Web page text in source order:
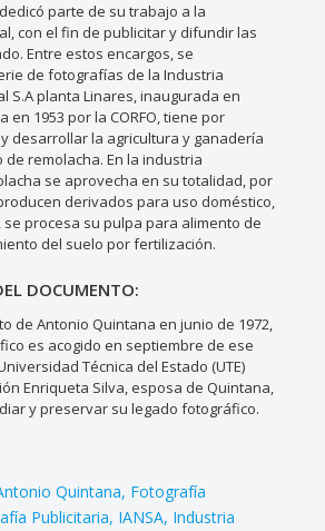
parte de su trabajo a la
con el fin de publicitar y difundir las
Entre estos encargos, se
de fotografías de la Industria
S.A planta Linares, inaugurada en
en 1953 por la CORFO, tiene por
desarrollar la agricultura y ganadería
de remolacha. En la industria
se aprovecha en su totalidad, por
derivados para uso doméstico,
se procesa su pulpa para alimento de
del suelo por fertilización.
DOCUMENTO:
de Antonio Quintana en junio de 1972,
es acogido en septiembre de ese
Técnica del Estado (UTE)
Enriqueta Silva, esposa de Quintana,
y preservar su legado fotográfico.
Quintana Fotografía
Publicitaria IANSA Industria